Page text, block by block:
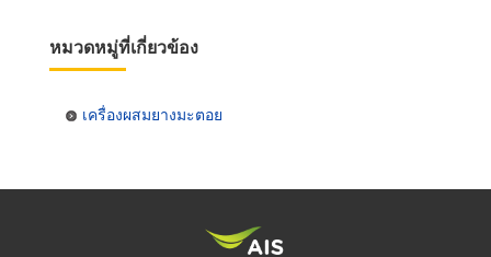
หมวดหมู่ที่เกี่ยวข้อง
เครื่องผสมยางมะตอย